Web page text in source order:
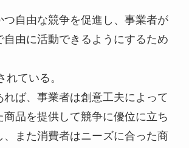
つ自由な競争を促進し、事業者が
自由に活動できるようにするため
れている。
れば、事業者は創意工夫によって
商品を提供して競争に優位に立ち
、また消費者はニーズに合った商